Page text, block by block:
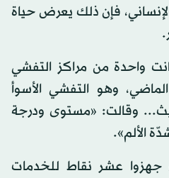
فإن ذلك يعرض حياة
واحدة من مراكز التفشي
وهو التفشي الأسوأ
وقالت: «مستوى ودرجة
الألم».
عشر نقاط للخدمات